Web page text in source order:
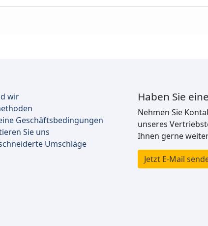
wir
Geschäftsbedingungen
Sie uns
Umschläge
Haben Sie
Nehmen Sie
unseres
Ihnen gerne
Jetzt E-Mail